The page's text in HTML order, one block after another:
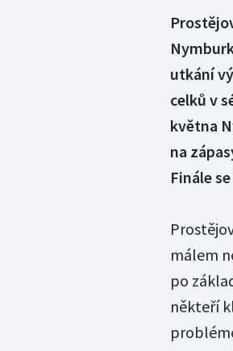
utkání
celků v
května
na
Finále
málem
po
někteří